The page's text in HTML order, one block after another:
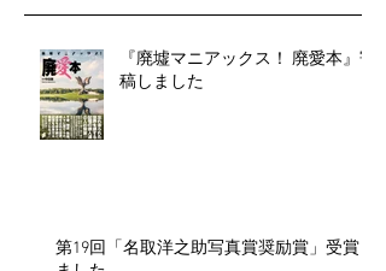
『廃墟マニアックス！ 廃愛本』寄
稿しました
第19回「名取洋之助写真賞奨励賞」受賞し